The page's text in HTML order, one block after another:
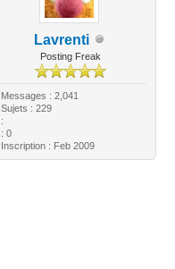
Lavrenti
Posting Freak
Messages : 2,041
Sujets : 229
:
: 0
Inscription : Feb 2009